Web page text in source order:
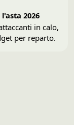
2026
in calo,
per reparto.